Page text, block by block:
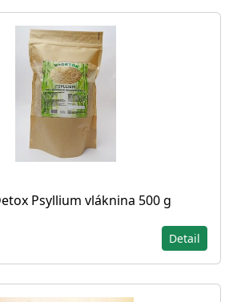
Psyllium vláknina 500 g
Detail